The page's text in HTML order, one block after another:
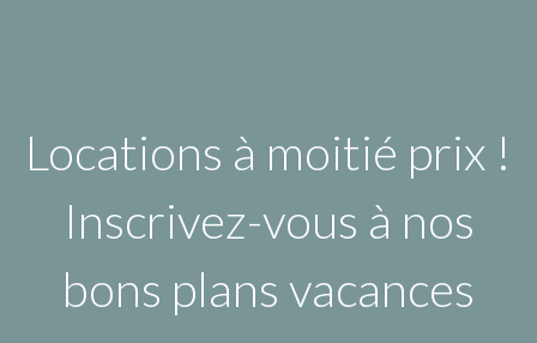
Locations à moitié prix !
Inscrivez-vous à nos
bons plans vacances